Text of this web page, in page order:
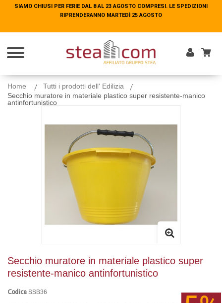
SIAMO CHIUSI PER FERIE DAL 8 AL 23 AGOSTO COMPRESI. LE SPEDIZIONI
RIPRENDERANNO MARTEDÌ 25 AGOSTO
Home
Tutti i prodotti dell' Edilizia
Secchio muratore in materiale plastico super resistente-manico
antinfortunistico
Secchio muratore in materiale plastico super
resistente-manico antinfortunistico
Codice SSB36
SIAMO CHIUSI PER FERIE DAL 8 AL 23 AGOSTO COMPRESI. LE SPEDIZIONI
RIPRENDERANNO MARTEDÌ 25 AGOSTO